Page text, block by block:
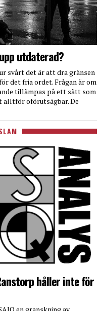
utdaterad?
svårt det är att dra gränsen
det fria ordet. Frågan är om
tillämpas på ett sätt som
oförutsägbar. De
håller inte för